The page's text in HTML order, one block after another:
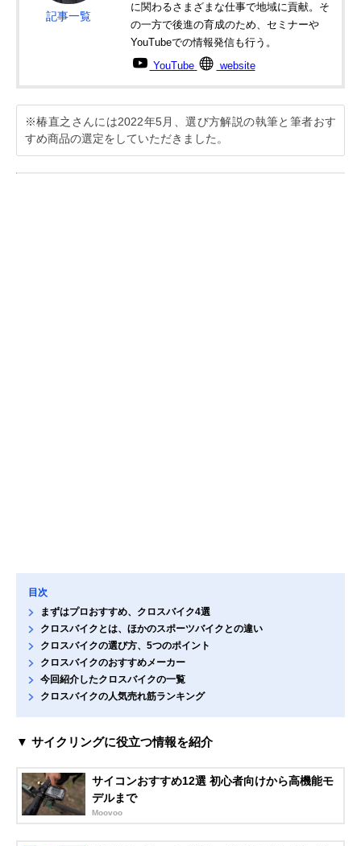
記事一覧
に関わるさまざまな仕事で地域に貢献。そ
の一方で後進の育成のため、セミナーや
YouTubeでの情報発信も行う。
YouTube website
※椿直之さんには2022年5月、選び方解説の執筆と筆者おす
すめ商品の選定をしていただきました。
目次
まずはプロおすすめ、クロスバイク4選
クロスバイクとは、ほかのスポーツバイクとの違い
クロスバイクの選び方、5つのポイント
クロスバイクのおすすめメーカー
今回紹介したクロスバイクの一覧
クロスバイクの人気売れ筋ランキング
▼ サイクリングに役立つ情報を紹介
サイコンおすすめ12選 初心者向けから高機能モ
デルまで
Moovoo